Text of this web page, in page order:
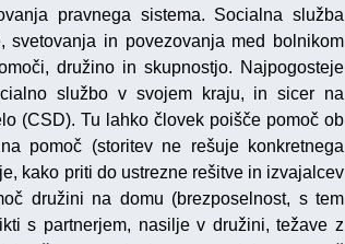
pravnega sistema. Socialna služba
svetovanja in povezovanja med bolnikom
družino in skupnostjo. Najpogosteje
službo v svojem kraju, in sicer na
(CSD). Tu lahko človek poišče pomoč ob
pomoč (storitev ne rešuje konkretnega
kako priti do ustrezne rešitve in izvajalcev
družini na domu (brezposelnost, s tem
s partnerjem, nasilje v družini, težave z